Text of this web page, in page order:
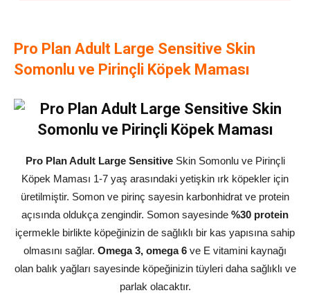
Pro Plan Adult Large Sensitive Skin
Somonlu ve Pirinçli Köpek Maması
Pro Plan Adult Large SensitiveSkin Somonlu ve Pirinçli
Köpek Maması 1-7 yaş arasındaki yetişkin ırk köpekler için
üretilmiştir. Somon ve pirinç sayesin karbonhidrat ve protein
açısında oldukça zengindir. Somon sayesinde %30 protein
içermekle birlikte köpeğinizin de sağlıklı bir kas yapısına sahip
olmasını sağlar. Omega 3, omega 6 ve E vitamini kaynağı
olan balık yağları sayesinde köpeğinizin tüyleri daha sağlıklı ve
parlak olacaktır.